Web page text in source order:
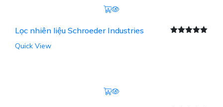
Lọc nhiên liệu Schroeder Industries
Quick View